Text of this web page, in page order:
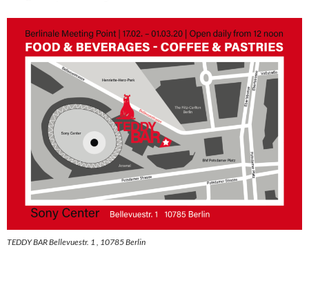
TEDDY BAR Bellevuestr. 1 , 10785 Berlin